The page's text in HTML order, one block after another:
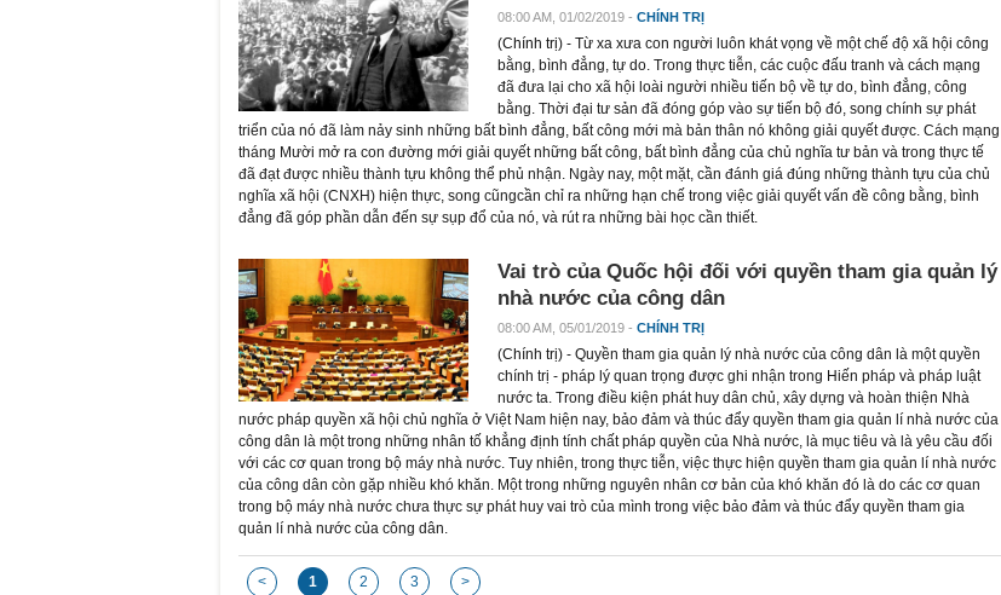
08:00 AM, 01/02/2019 - CHÍNH TRỊ
(Chính trị) - Từ xa xưa con người luôn khát vọng về một chế độ xã hội công
bằng, bình đẳng, tự do. Trong thực tiễn, các cuộc đấu tranh và cách mạng
đã đưa lại cho xã hội loài người nhiều tiến bộ về tự do, bình đẳng, công
bằng. Thời đại tư sản đã đóng góp vào sự tiến bộ đó, song chính sự phát
triển của nó đã làm nảy sinh những bất bình đẳng, bất công mới mà bản thân nó không giải quyết được. Cách mạng
tháng Mười mở ra con đường mới giải quyết những bất công, bất bình đẳng của chủ nghĩa tư bản và trong thực tế
đã đạt được nhiều thành tựu không thể phủ nhận. Ngày nay, một mặt, cần đánh giá đúng những thành tựu của chủ
nghĩa xã hội (CNXH) hiện thực, song cũngcần chỉ ra những hạn chế trong việc giải quyết vấn đề công bằng, bình
đẳng đã góp phần dẫn đến sự sụp đổ của nó, và rút ra những bài học cần thiết.
Vai trò của Quốc hội đối với quyền tham gia quản lý
nhà nước của công dân
08:00 AM, 05/01/2019 - CHÍNH TRỊ
(Chính trị) - Quyền tham gia quản lý nhà nước của công dân là một quyền
chính trị - pháp lý quan trọng được ghi nhận trong Hiến pháp và pháp luật
nước ta. Trong điều kiện phát huy dân chủ, xây dựng và hoàn thiện Nhà
nước pháp quyền xã hội chủ nghĩa ở Việt Nam hiện nay, bảo đảm và thúc đẩy quyền tham gia quản lí nhà nước của
công dân là một trong những nhân tố khẳng định tính chất pháp quyền của Nhà nước, là mục tiêu và là yêu cầu đối
với các cơ quan trong bộ máy nhà nước. Tuy nhiên, trong thực tiễn, việc thực hiện quyền tham gia quản lí nhà nước
của công dân còn gặp nhiều khó khăn. Một trong những nguyên nhân cơ bản của khó khăn đó là do các cơ quan
trong bộ máy nhà nước chưa thực sự phát huy vai trò của mình trong việc bảo đảm và thúc đẩy quyền tham gia
quản lí nhà nước của công dân.
< 1 2 3 >